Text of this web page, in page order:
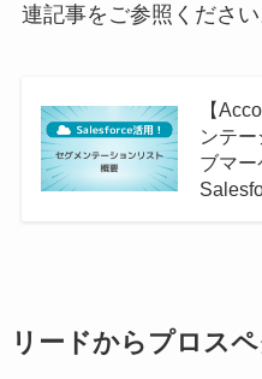
連記事をご参照ください
【
ンテ
ブマ
リードからプロス